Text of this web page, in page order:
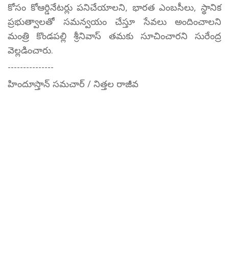
కోసం కోఆర్డినేటర్లు పనిచేయాలని, భారత ఎంబసీలు, స్థానిక
ప్రభుత్వాలతో సమన్వయం చేస్తూ సేవలు అందించాలని
మంత్రి కొండపల్లి శ్రీనివాస్ తమకు సూచించారని సురేంద్ర
వెల్లడించారు.
---------------
హిందూస్తాన్ సమచార్ / నిత్తల రాజీవ